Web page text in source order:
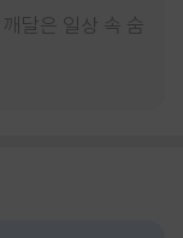
달은 일상 속 숨